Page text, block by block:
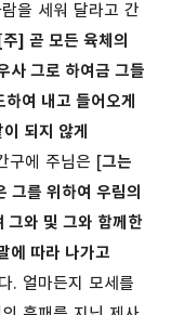
을 세워 달라고 간
] 곧 모든 육체의
사 그로 하여금 그들
여 내고 들어오게
되지 않게
구에 주님은 [그는
그를 위하여 우림의
그와 및 그와 함께한
에 따라 나가고
. 얼마든지 모세를